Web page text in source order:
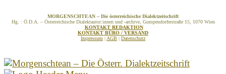
MORGENSCHTEAN – Die österreichische Dialektzeitschrift
Hg. : Ö.D.A. – Österreichische Dialektautor:innen und -archive, Gumpendorferstraße 15, 1070 Wien
KONTAKT REDAKTION
KONTAKT BÜRO / VERSAND
Impressum | AGB | Datenschutz